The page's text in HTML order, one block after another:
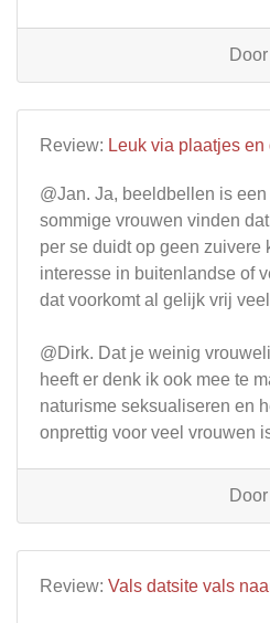
Door
Review: Leuk via plaatjes en
@Jan. Ja, beeldbellen is
sommige vrouwen vinden
per se duidt op geen zuivere
interesse in buitenlandse of
dat voorkomt al gelijk vrij
@Dirk. Dat je weinig
heeft er denk ik ook mee te
naturisme seksualiseren en
onprettig voor veel vrouwen
Door
Review: Vals datsite vals